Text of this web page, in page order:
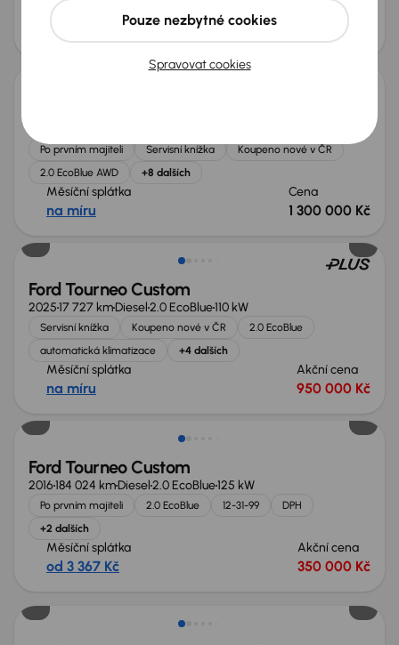
Měsíční splátka
od 6 783 Kč
Akční cena
710 000 Kč
Ušetříte 318 012 Kč
Po prvním majiteli Servisní knížka
Koupeno nové v ČR
2.0 EcoBlue AWD
+8 dalších
Měsíční splátka
na míru
Cena
1 300 000 Kč
Ford Tourneo Custom
202517 727 kmDiesel2.0 EcoBlue110 kW
Servisní knížka Koupeno nové v ČR
2.0 EcoBlue
automatická klimatizace
+4 dalších
Měsíční splátka
na míru
Akční cena
950 000 Kč
Možnost odpočtu DPH
Ford Tourneo Custom
2016184 024 kmDiesel2.0 EcoBlue125 kW
Po prvním majiteli 2.0 EcoBlue 12-31-99
DPH
+2 dalších
Měsíční splátka
od 3 367 Kč
Akční cena
350 000 Kč
Spravovat cookies
Pouze nezbytné cookies